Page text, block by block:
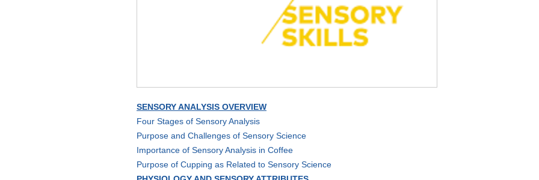
SENSORY ANALYSIS OVERVIEW
Four Stages of Sensory Analysis
Purpose and Challenges of Sensory Science
Importance of Sensory Analysis in Coffee
Purpose of Cupping as Related to Sensory Science